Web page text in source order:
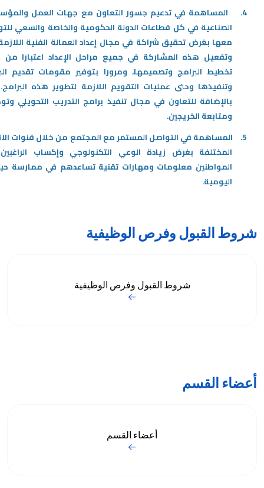
4.
المساهمة في تدعيم جسور التعاون مع جهات العمل
الصناعية في كل قطاعات الدولة الحكومية والخاصة والسعي
معها بغرض تحقيق شراكة في مجال إعداد العمالة الفنية
وتفعيل هذه المشاركة في جميع مراحل الإعداد اعتبارا من
تخطيط البرامج وتصميمها، ومرورا بتوفير مقومات تقديم
وتنفيذها وحتى عمليات التقويم اللازمة لتطوير هذه
بالإضافة للتعاون في مجال تنفيذ برامج التدريب التحويلي
ومتابعة الخريجين.
5.
المساهمة في التواصل المستمر مع المجتمع من خلال قنوات
المختلفة بغرض زيادة الوعي التكنولوجي وإكساب
المواطنين معلومات ومهارات تقنية تساعدهم في ممارسة
اليومية.
شروط القبول وفرص الوظيفية
شروط القبول وفرص الوظيفية
أعضاء القسم
أعضاء القسم